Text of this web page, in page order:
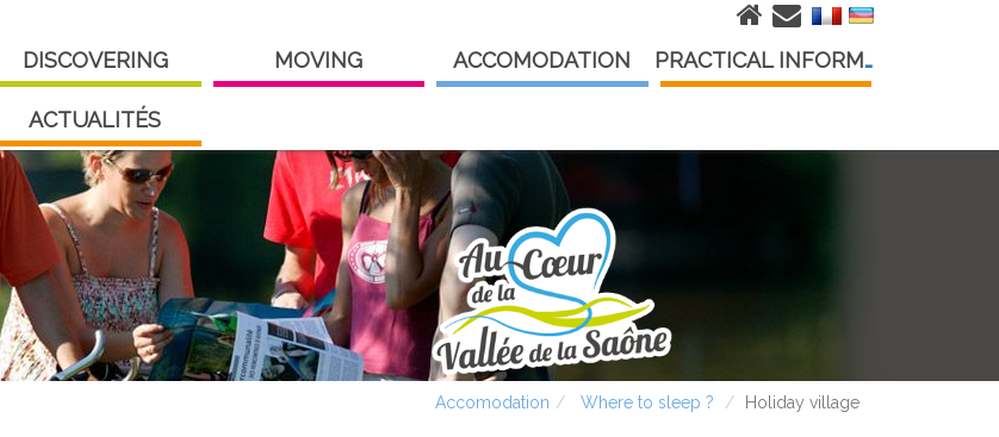
DISCOVERING MOVING ACCOMODATION PRACTICAL INFORMATION
ACTUALITÉS
Accomodation Where to sleep ? Holiday village